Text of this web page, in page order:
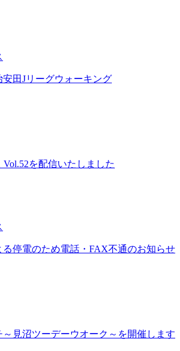
安田Jリーグウォーキング
Vol.52を配信いたしました
停電のため電話・FAX不通のお知らせ
見沼ツーデーウオーク～を開催します